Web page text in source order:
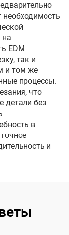
на
EDM
так и
и том же
процессы.
что
детали без
в
и